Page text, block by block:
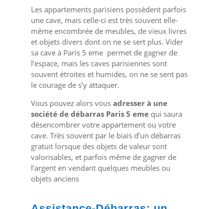
Les appartements parisiens possèdent parfois
une cave, mais celle-ci est très souvent elle-
même encombrée de meubles, de vieux livres
et objets divers dont on ne se sert plus. Vider
sa cave à Paris 5 eme permet de gagner de
l’espace, mais les caves parisiennes sont
souvent étroites et humides, on ne se sent pas
le courage de s’y attaquer.
Vous pouvez alors vous adresser à une
société de débarras Paris 5 emequi saura
désencombrer votre appartement ou votre
cave. Très souvent par le biais d’un débarras
gratuit lorsque des objets de valeur sont
valorisables, et parfois même de gagner de
l’argent en vendant quelques meubles ou
objets anciens